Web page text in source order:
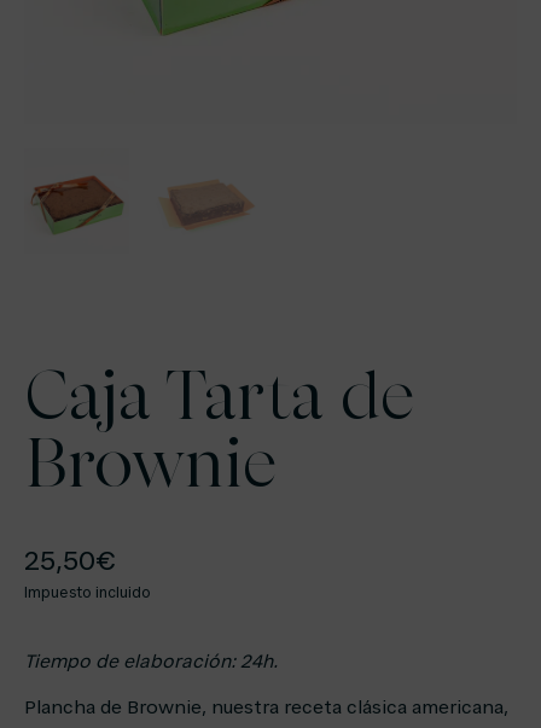
Caja Tarta de
Brownie
25,50€
Impuesto incluido
Tiempo de elaboración: 24h.
Plancha de Brownie, nuestra receta clásica americana,